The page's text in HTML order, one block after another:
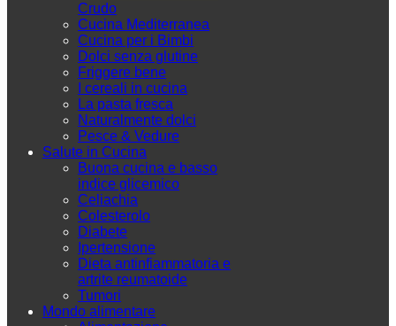
Crudo
Cucina Mediterranea
Cucina per i Bimbi
Dolci senza glutine
Friggere bene
I cereali in cucina
La pasta fresca
Naturalmente dolci
Pesce & Vedure
Salute in Cucina
Buona cucina e basso
indice glicemico
Celiachia
Colesterolo
Diabete
Ipertensione
Dieta antinfiammatoria e
artrite reumatoide
Tumori
Mondo alimentare